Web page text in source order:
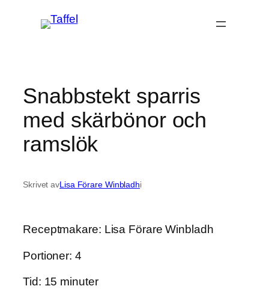
Snabbstekt sparris
med skärbönor och
ramslök
Skrivet avLisa Förare Winbladhi
Receptmakare: Lisa Förare Winbladh
Portioner: 4
Tid: 15 minuter